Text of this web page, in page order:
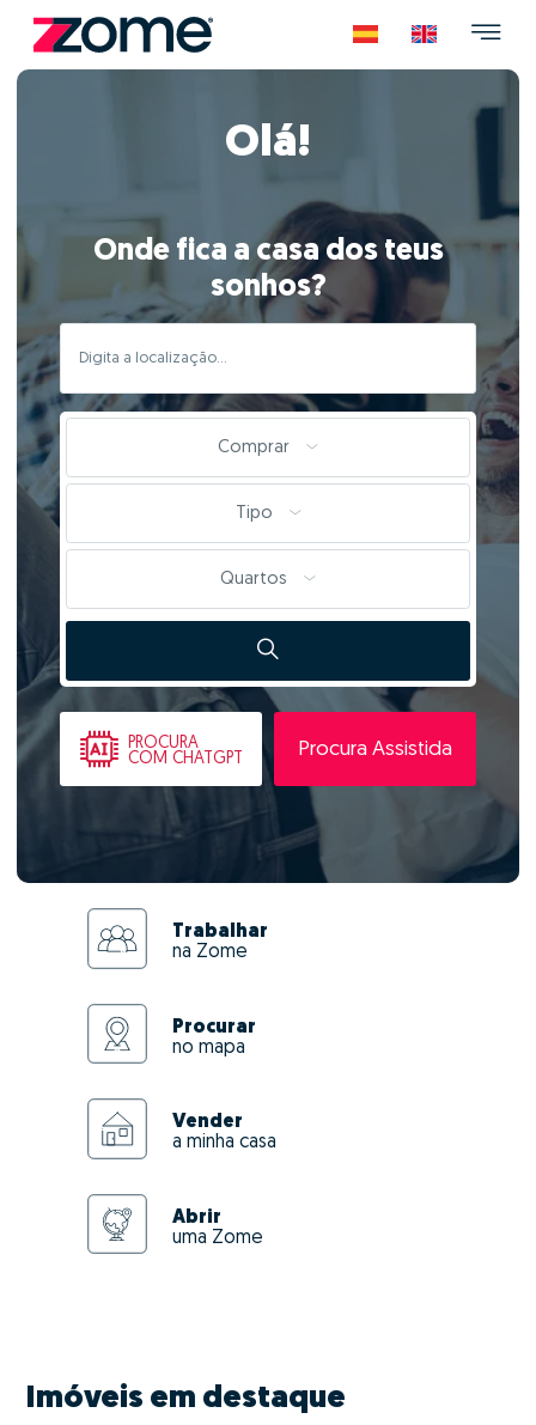
Olá!
Onde fica a casa dos teus
sonhos?
Comprar
Tipo
Quartos
PROCURA
COM CHATGPT
Procura Assistida
Trabalhar
na Zome
Procurar
no mapa
Vender
a minha casa
Abrir
uma Zome
Imóveis em destaque